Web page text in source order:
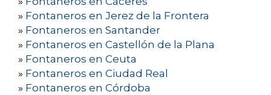
» Fontaneros en Jerez de la Frontera
» Fontaneros en Santander
» Fontaneros en Castellón de la Plana
» Fontaneros en Ceuta
» Fontaneros en Ciudad Real
» Fontaneros en Córdoba